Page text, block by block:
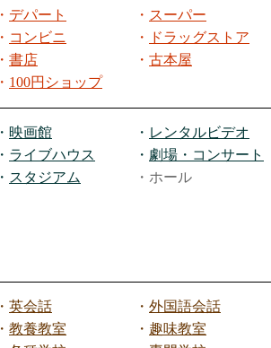
・ デパート ・ スーパー
・ コンビニ ・
ドラッグストア
・ 書店 ・ 古本屋
・ 100円ショップ
・ 映画館 ・ レンタルビデオ
・ ライブハウス ・ 劇場・コンサート
・ スタジアム ・ホール
・ 英会話 ・ 外国語会話
・ 教養教室 ・ 趣味教室